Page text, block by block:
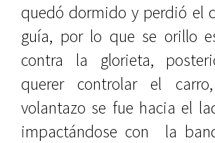
quedó dormido y perdió el
guía, por lo que se orillo
contra la glorieta,
querer controlar el
volantazo se fue hacia el
impactándose con la